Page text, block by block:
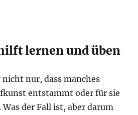
lernen und üben
nur, dass manches
entstammt oder für sie
der Fall ist, aber darum